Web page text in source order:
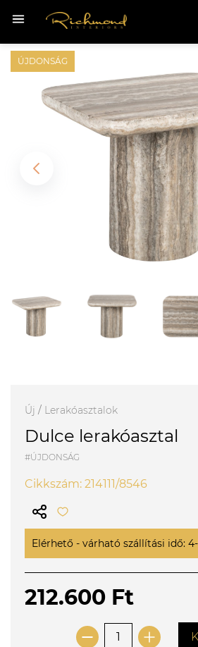
ÚJDONSÁG
Új / Lerakóasztalok
Dulce lerakóasztal
#ÚJDONSÁG
Cikkszám: 214111/8546
Elérhető - várható szállítási idő:
212.600 Ft